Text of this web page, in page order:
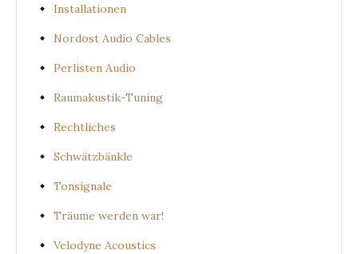
Installationen
Nordost Audio Cables
Perlisten Audio
Raumakustik-Tuning
Rechtliches
Schwätzbänkle
Tonsignale
Träume werden war!
Velodyne Acoustics